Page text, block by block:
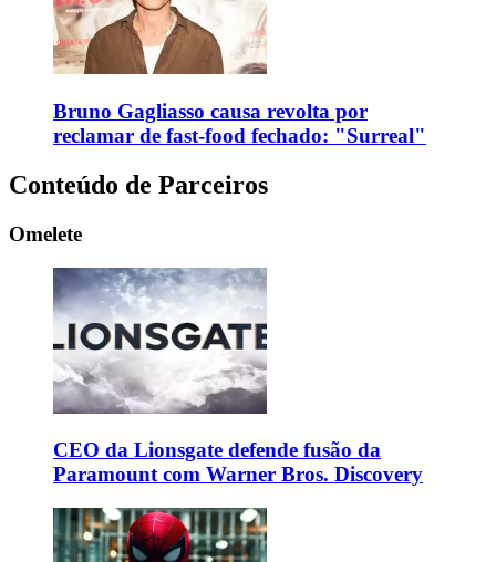
Bruno Gagliasso causa revolta por
reclamar de fast-food fechado: "Surreal"
Conteúdo de Parceiros
Omelete
CEO da Lionsgate defende fusão da
Paramount com Warner Bros. Discovery